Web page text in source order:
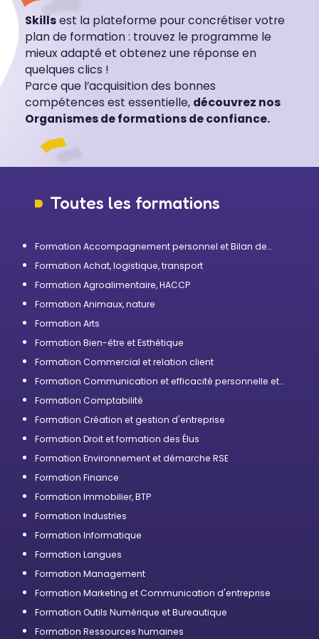
Skillsest la plateforme pour concrétiser votre
plan de formation : trouvez le programme le
mieux adapté et obtenez une réponse en
quelques clics !
Parce que l’acquisition des bonnes
compétences est essentielle, découvrez nos
Organismes de formations de confiance.
Toutes les formations
Formation Accompagnement personnel et Bilan de
Formation Achat, logistique, transport
Formation Agroalimentaire, HACCP
Formation Animaux, nature
Formation Arts
Formation Bien-être et Esthétique
Formation Commercial et relation client
Formation Communication et efficacité personnelle et
Formation Comptabilité
Formation Création et gestion d'entreprise
Formation Droit et formation des Élus
Formation Environnement et démarche RSE
Formation Finance
Formation Immobilier, BTP
Formation Industries
Formation Informatique
Formation Langues
Formation Management
Formation Marketing et Communication d'entreprise
Formation Outils Numérique et Bureautique
Formation Ressources humaines